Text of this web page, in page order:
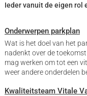
Ieder vanuit de eigen rol
Onderwerpen parkplan
Wat is het doel van het
nadenkt over de
mag werken om tot een
weer andere onderdelen
Kwaliteitsteam Vitale